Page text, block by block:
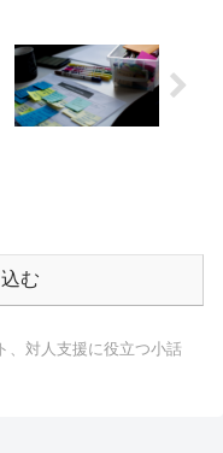
む
、対人支援に役立つ小話